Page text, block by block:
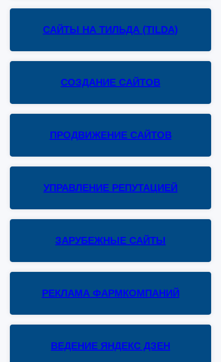
САЙТЫ НА ТИЛЬДА (TILDA)
СОЗДАНИЕ САЙТОВ
ПРОДВИЖЕНИЕ САЙТОВ
УПРАВЛЕНИЕ РЕПУТАЦИЕЙ
ЗАРУБЕЖНЫЕ САЙТЫ
РЕКЛАМА ФАРМКОМПАНИЙ
ВЕДЕНИЕ ЯНДЕКС ДЗЕН